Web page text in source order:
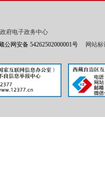
府电子政务中心
公网安备 54262502000001号 网站标